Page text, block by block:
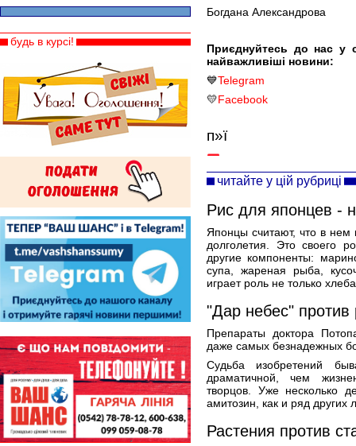
Богдана Александрова
Приєднуйтесь до нас у
найважливіші новини:
💙Telegram
💛Facebook
п»ї
читайте у цій рубриці
Рис для японцев -
Японцы считают, что в нем
долголетия. Это своего
другие компоненты:
супа, жареная рыба,
играет роль не только
"Дар небес" против
Препараты доктора
даже самых безнадежных
Судьба изобретений
драматичной, чем
творцов. Уже несколько
амитозин, как и ряд
Растения против
будь в курсі!